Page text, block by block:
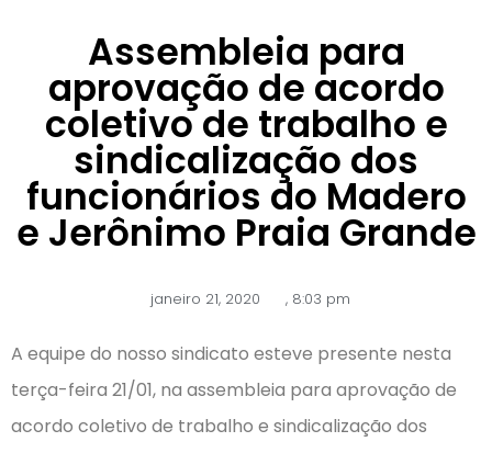
Assembleia para
aprovação de acordo
coletivo de trabalho e
sindicalização dos
funcionários do Madero
e Jerônimo Praia Grande
janeiro 21, 2020 , 8:03 pm
A equipe do nosso sindicato esteve presente nesta
terça-feira 21/01, na assembleia para aprovação de
acordo coletivo de trabalho e sindicalização dos